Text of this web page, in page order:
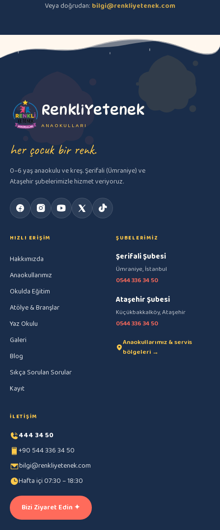
Veya doğrudan: bilgi@renkliyetenek.com
RenkliYetenek
ANAOKULLARI
her çocuk bir renk.
0–6 yaş anaokulu ve kreş. Şerifali (Ümraniye) ve
Ataşehir şubelerimizle hizmet veriyoruz.
HIZLI ERIŞIM
Hakkımızda
Anaokullarımız
Okulda Eğitim
Atölye & Branşlar
Yaz Okulu
Galeri
Blog
Sıkça Sorulan Sorular
Kayıt
ŞUBELERIMIZ
Şerifali Şubesi
Ümraniye, İstanbul
0544 336 34 50
Ataşehir Şubesi
Küçükbakkalköy, Ataşehir
0544 336 34 50
Anaokullarımız & servis
bölgeleri →
İLETIŞIM
444 34 50
+90 544 336 34 50
bilgi@renkliyetenek.com
Hafta içi 07:30 – 18:30
Bizi Ziyaret Edin ✦